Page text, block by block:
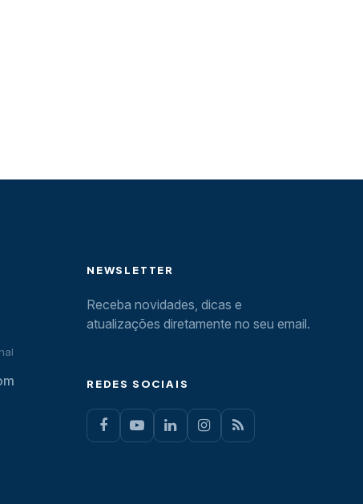
NEWSLETTER
Receba novidades, dicas e
atualizações diretamente no seu email.
REDES SOCIAIS